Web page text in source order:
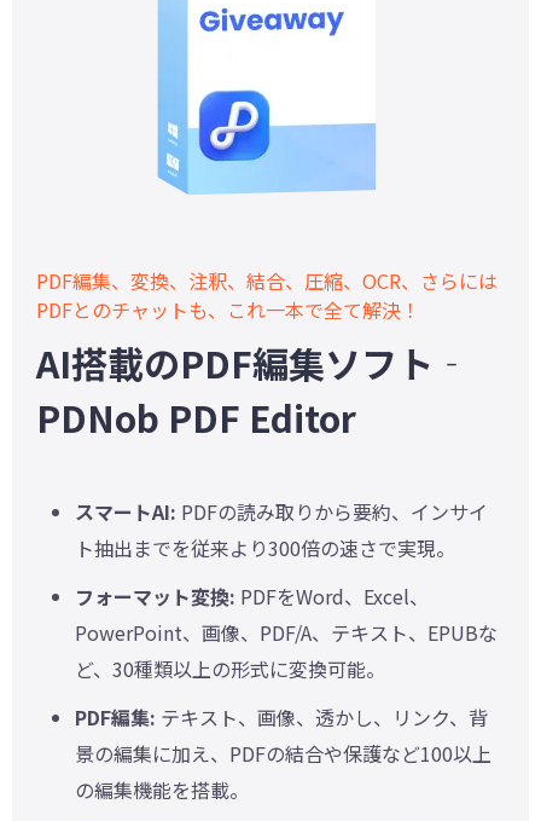
PDF編集、変換、注釈、結合、圧縮、OCR、さらには
PDFとのチャットも、これ一本で全て解決！
AI搭載のPDF編集ソフト‐
PDNob PDF Editor
スマートAI: PDFの読み取りから要約、インサイ
ト抽出までを従来より300倍の速さで実現。
フォーマット変換: PDFをWord、Excel、
PowerPoint、画像、PDF/A、テキスト、EPUBな
ど、30種類以上の形式に変換可能。
PDF編集: テキスト、画像、透かし、リンク、背
景の編集に加え、PDFの結合や保護など100以上
の編集機能を搭載。